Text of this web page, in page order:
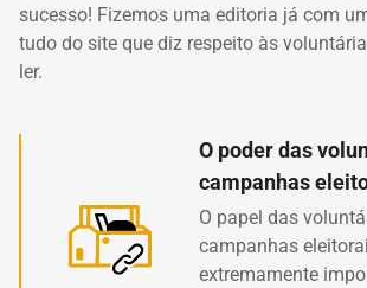
sucesso! Fizemos uma editoria já com
tudo do site que diz respeito às
ler.
O poder das
campanhas
O papel das
campanhas
extremamente